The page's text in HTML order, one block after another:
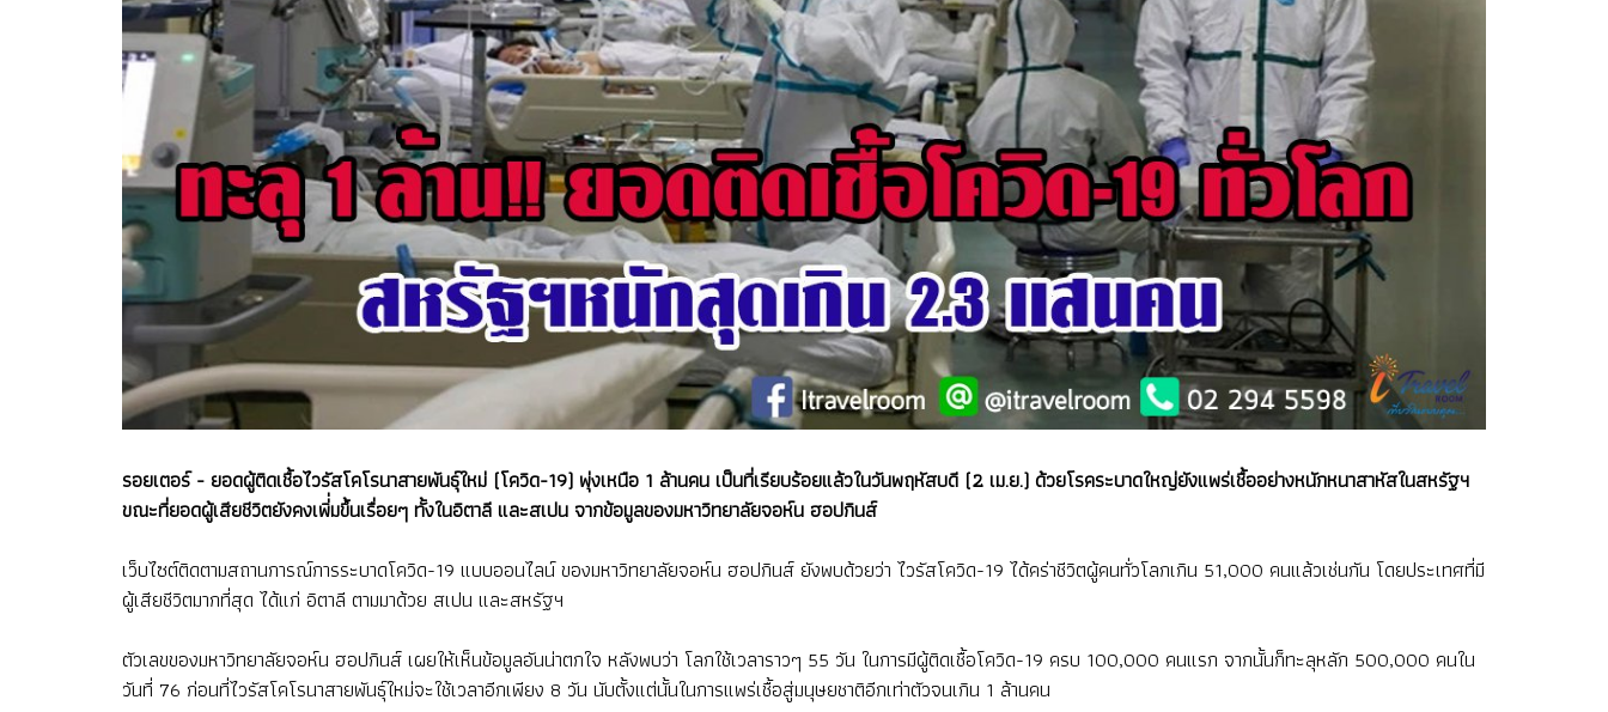
รอยเตอร์ - ยอดผู้ติดเชื้อไวรัสโคโรนาสายพันธุ์ใหม่ (โควิด-19) พุ่งเหนือ 1 ล้านคน เป็นที่เรียบร้อยแล้วในวันพฤหัสบดี (2 เม.ย.) ด้วยโรคระบาดใหญ่ยังแพร่เชื้ออย่างหนักหนาสาหัสในสหรัฐฯ
ขณะที่ยอดผู้เสียชีวิตยังคงเพิ่่มขึ้นเรื่อยๆ ทั้งในอิตาลี และสเปน จากข้อมูลของมหาวิทยาลัยจอห์น ฮอปกินส์
เว็บไซต์ติดตามสถานการณ์การระบาดโควิด-19 แบบออนไลน์ ของมหาวิทยาลัยจอห์น ฮอปกินส์ ยังพบด้วยว่า ไวรัสโควิด-19 ได้คร่าชีวิตผู้คนทั่วโลกเกิน 51,000 คนแล้วเช่นกัน โดยประเทศที่มี
ผู้เสียชีวิตมากที่สุด ได้แก่ อิตาลี ตามมาด้วย สเปน และสหรัฐฯ
ตัวเลขของมหาวิทยาลัยจอห์น ฮอปกินส์ เผยให้เห็นข้อมูลอันน่าตกใจ หลังพบว่า โลกใช้เวลาราวๆ 55 วัน ในการมีผู้ติดเชื้อโควิด-19 ครบ 100,000 คนแรก จากนั้นก็ทะลุหลัก 500,000 คนใน
วันที่ 76 ก่อนที่ไวรัสโคโรนาสายพันธุ์ใหม่จะใช้เวลาอีกเพียง 8 วัน นับตั้งแต่นั้นในการแพร่เชื้อสู่มนุษยชาติอีกเท่าตัวจนเกิน 1 ล้านคน